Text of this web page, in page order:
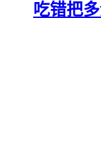
吃错把